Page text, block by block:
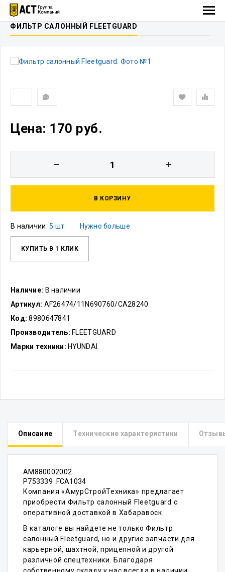
ФИЛЬТР САЛОННЫЙ FLEETGUARD
Наличие: В наличии
Артикул: AF26474/11N690760/CA28240
Код: 8980647841
Производитель: FLEETGUARD
Марки техники: HYUNDAI
Цена: 170 руб.
В КОРЗИНУ
В наличии: 5 шт Нужно больше
КУПИТЬ В 1 КЛИК
Описание Технические характеристики
AM880002002
P753339 FCA1034
Компания «АмурСтройТехника» предлагает
приобрести Фильтр салонный Fleetguard с
оперативной доставкой в Хабаравоск.
В каталоге вы найдете не только Фильтр
салонный Fleetguard, но и другие запчасти для
карьерной, шахтной, прицепной и другой
различной спецтехники. Благодаря